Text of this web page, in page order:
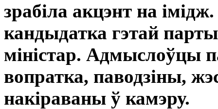
зрабіла акцэнт на
кандыдатка гэтай
міністар. Адмыслоўцы
вопратка, паводзіны,
накіраваны ў камэру.